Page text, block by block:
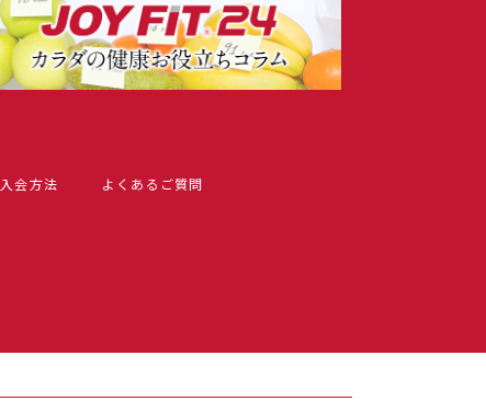
入会方法
よくあるご質問